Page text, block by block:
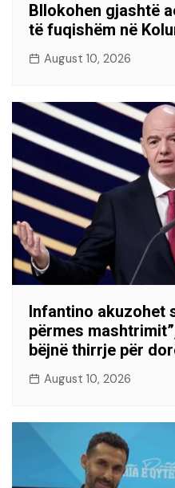
Bllokohen gjashtë
të fuqishëm në
August 10, 2026
Infantino akuzohet
përmes
bëjnë thirrje për
August 10, 2026